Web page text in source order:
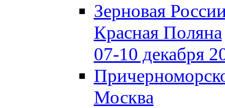
Зерновая
Красная Поляна
07-10 декабря
Москва